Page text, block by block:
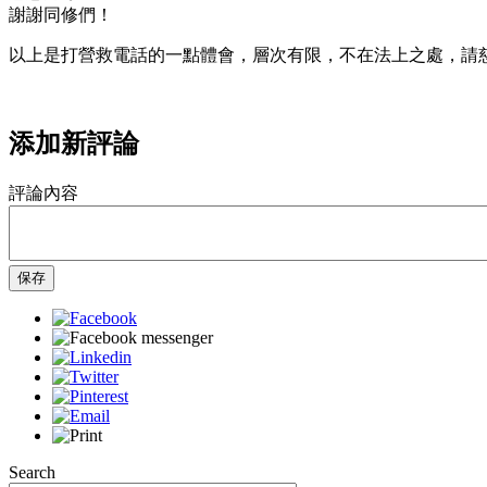
謝謝同修們！
以上是打營救電話的一點體會，層次有限，不在法上之處，請
添加新評論
評論內容
保存
Search